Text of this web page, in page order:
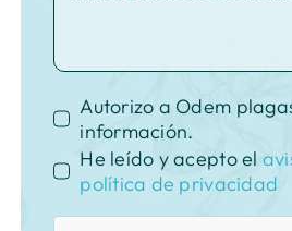
Autorizo a Odem
información.
He leído y acepto el
política de privacidad